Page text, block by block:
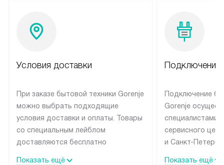
Условия доставки
При заказе бытовой техники Gorenje
можно выбрать подходящие
условия доставки и оплаты. Товары
со специальным лейблом
доставляются бесплатно
Показать ещё
Подключение
Подключение
Gorenje
специалистами
сервисного
и Санкт-
Показать ещё